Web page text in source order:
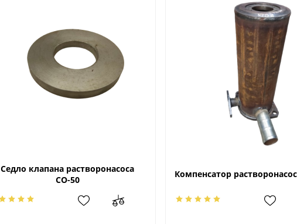
Седло клапана растворонасоса
СО-50
Компенсатор